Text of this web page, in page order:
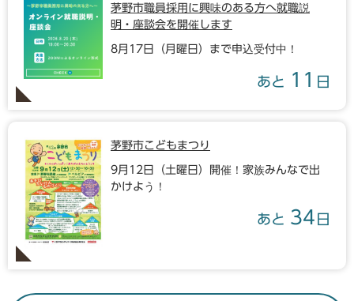
茅野市職員採用に興味のある方へ就職説
明・座談会を開催します
8月17日（月曜日）まで申込受付中！
あと 11 日
茅野市こどもまつり
9月12日（土曜日）開催！家族みんなで出
かけよう！
あと 34 日